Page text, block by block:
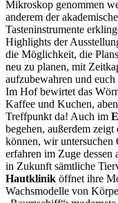
Mikroskop genommen
anderem der
Tasteninstrumente
Highlights der
die Möglichkeit, die
neu zu planen, mit
aufzubewahren und
Im Hof bewirtet das
Kaffee und Kuchen,
Treffpunkt da! Auch im
begehen, außerdem
können, wir untersuchen
erfahren im Zuge dessen
in Zukunft sämtliche
Hautklinik öffnet ihre
Wachsmodelle von